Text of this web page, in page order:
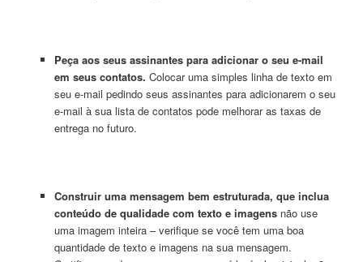
Peça aos seus assinantes para adicionar o seu e-mail
em seus contatos. Colocar uma simples linha de texto em
seu e-mail pedindo seus assinantes para adicionarem o seu
e-mail à sua lista de contatos pode melhorar as taxas de
entrega no futuro.
Construir uma mensagem bem estruturada, que inclua
conteúdo de qualidade com texto e imagensnão use
uma imagem inteira – verifique se você tem uma boa
quantidade de texto e imagens na sua mensagem.